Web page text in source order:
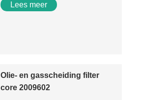
Lees meer
Olie- en gasscheiding filter
core 2009602